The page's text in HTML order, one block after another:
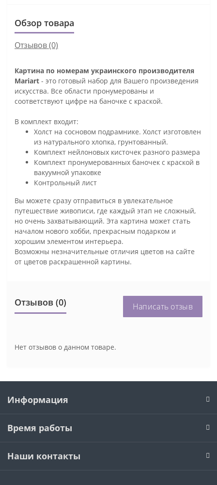
Обзор товара
Отзывов (0)
Картина по номерам украинского производителя
Mariart - это готовый набор для Вашего произведения
искусства. Все области пронумерованы и
соответствуют цифре на баночке с краской.
В комплект входит:
Холст на сосновом подрамнике. Холст изготовлен
из натурального хлопка, грунтованный.
Комплект нейлоновых кисточек разного размера
Комплект пронумерованных баночек с краской в
вакуумной упаковке
Контрольный лист
Вы можете сразу отправиться в увлекательное
путешествие живописи, где каждый этап не сложный,
но очень захватывающий. Эта картина может стать
началом нового хобби, прекрасным подарком и
хорошим элементом интерьера.
Возможны незначительные отличия цветов на сайте
от цветов раскрашенной картины.
Отзывов (0) Написать отзыв
Нет отзывов о данном товаре.
Информация
Время работы
Наши контакты